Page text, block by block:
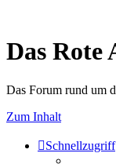
Das Rote
Das Forum rund um
Zum Inhalt
Schnellzugriff